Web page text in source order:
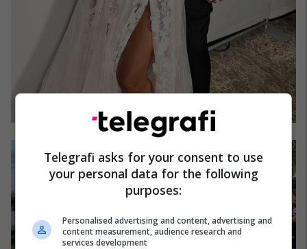
Telegrafi asks for your consent to use
your personal data for the following
purposes:
Personalised advertising and content, advertising and
content measurement, audience research and
services development